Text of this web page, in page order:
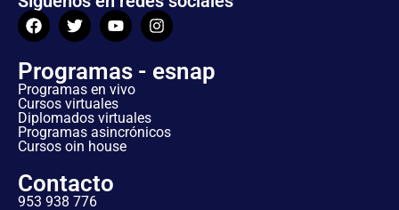
Programas - esnap
Programas en vivo
Cursos virtuales
Diplomados virtuales
Programas asincrónicos
Cursos oin house
Contacto
953 938 776